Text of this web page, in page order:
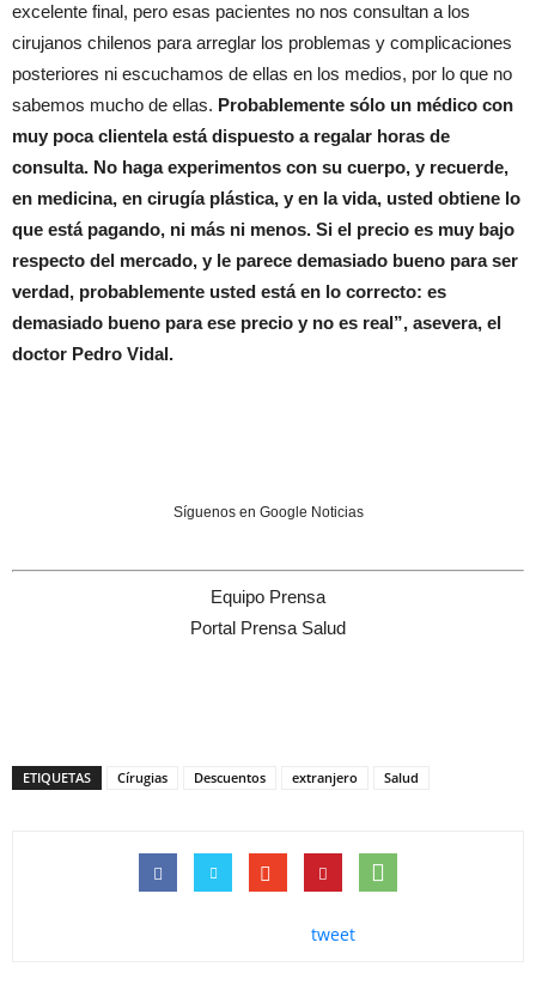
excelente final, pero esas pacientes no nos consultan a los
cirujanos chilenos para arreglar los problemas y complicaciones
posteriores ni escuchamos de ellas en los medios, por lo que no
sabemos mucho de ellas. Probablemente sólo un médico con
muy poca clientela está dispuesto a regalar horas de
consulta. No haga experimentos con su cuerpo, y recuerde,
en medicina, en cirugía plástica, y en la vida, usted obtiene lo
que está pagando, ni más ni menos. Si el precio es muy bajo
respecto del mercado, y le parece demasiado bueno para ser
verdad, probablemente usted está en lo correcto: es
demasiado bueno para ese precio y no es real”, asevera, el
doctor Pedro Vidal.
Síguenos en Google Noticias
Equipo Prensa
Portal Prensa Salud
ETIQUETAS Círugias Descuentos extranjero Salud
tweet